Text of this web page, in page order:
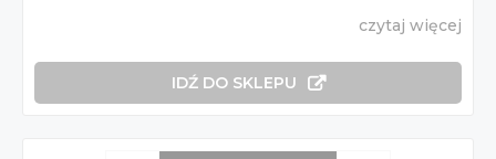
czytaj więcej
IDŹ DO SKLEPU